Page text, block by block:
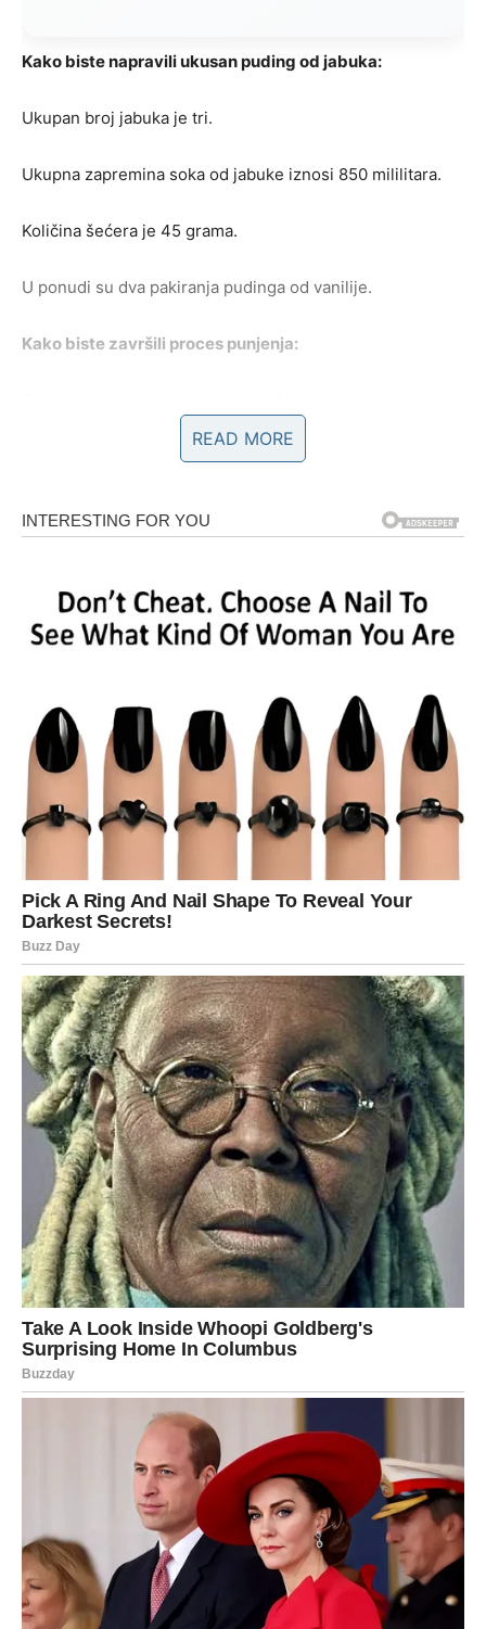
Kako biste napravili ukusan puding od jabuka:
Ukupan broj jabuka je tri.
Ukupna zapremina soka od jabuke iznosi 850 mililitara.
Količina šećera je 45 grama.
U ponudi su dva pakiranja pudinga od vanilije.
Kako biste završili proces punjenja:
Ukupna količina šećera iznosi 60 grama.
Pjenasto umutite jaja, šećer i malo soli, a zatim dodajte
prosijano brašno i prašak za pecivo. Smjesu dobro
sjediniti prije nego je prebacite u posudu za pečenje
obloženu papirom za pečenje. Posudu stavite u pećnicu
zagrijanu na 180 stupnjeva i pecite oko 25 minuta. Nakon
što se kora ohladi, bacite papir za pečenje i odrežite tanki
sloj.
Nastavite tako da jabuke ogulite i narežite na kockice pa
ih pomiješajte sa 750 ml soka i šećerom. Smjesu pustiti
da lagano kuha dok ne zavrije pa dodati puding koji smo
razmutili sa 100 ml soka. Stalno miješajte i nastavite
kuhati još 2-3 minute.
Na koru ravnomjerno rasporedite nadjev od jabuka, a
zatim ga prelijte mješavinom tučenog slatkog vrhnja,
krem ​​sira i šećera. Uzmite obrezanu koru i izmrvite je
prije nego što je obilato pospete po ohlađenom kolaču.
PREUZMITE BESPLATNO!
⋆ KNJIGA SA RECEPTIMA ⋆
knjigu s receptima! Uživaj u jednostavnim
i ukusnim jelima koja će osvojiti tvoje
najdraže.
READ MORE